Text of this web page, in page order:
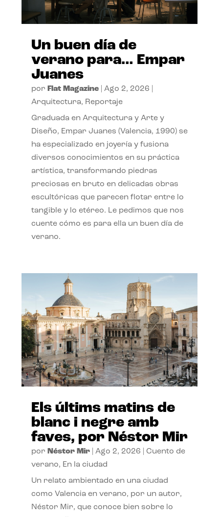
Un buen día de
verano para… Empar
Juanes
por Flat Magazine| Ago 2, 2026
Arquitectura, Reportaje
Graduada en Arquitectura y Arte y
Diseño, Empar Juanes (Valencia, 1990) se
ha especializado en joyería y fusiona
diversos conocimientos en su práctica
artística, transformando piedras
preciosas en bruto en delicadas obras
escultóricas que parecen flotar entre lo
tangible y lo etéreo. Le pedimos que nos
cuente cómo es para ella un buen día de
verano.
Els últims matins de
blanc i negre amb
faves, por Néstor Mir
por Néstor Mir| Ago 2, 2026
Cuento de
verano, En la ciudad
Un relato ambientado en una ciudad
como Valencia en verano, por un autor,
Néstor Mir, que conoce bien sobre lo